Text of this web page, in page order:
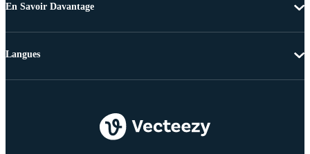
En Savoir Davantage
Langues